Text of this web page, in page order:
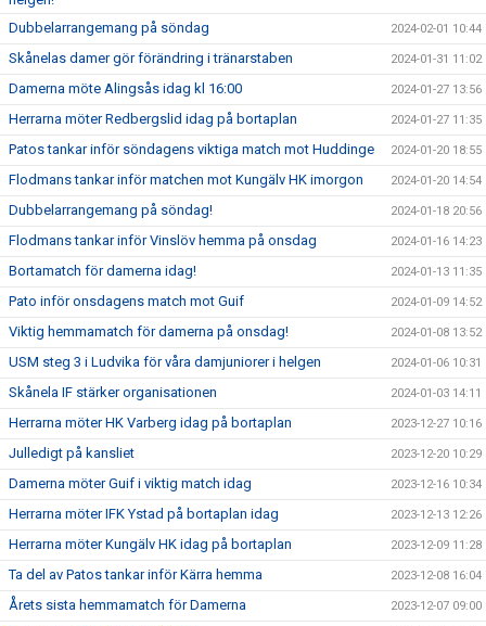
Dubbelarrangemang på söndag
2024-02-01 10:44
Skånelas damer gör förändring i tränarstaben 2024-01-31 11:02
Damerna möte Alingsås idag kl 16:00 2024-01-27 13:56
Herrarna möter Redbergslid idag på bortaplan 2024-01-27 11:35
Patos tankar inför söndagens viktiga match mot Huddinge 2024-01-20 18:55
Flodmans tankar inför matchen mot Kungälv HK imorgon 2024-01-20 14:54
Dubbelarrangemang på söndag! 2024-01-18 20:56
Flodmans tankar inför Vinslöv hemma på onsdag 2024-01-16 14:23
Bortamatch för damerna idag! 2024-01-13 11:35
Pato inför onsdagens match mot Guif 2024-01-09 14:52
Viktig hemmamatch för damerna på onsdag! 2024-01-08 13:52
USM steg 3 i Ludvika för våra damjuniorer i helgen 2024-01-06 10:31
Skånela IF stärker organisationen 2024-01-03 14:11
Herrarna möter HK Varberg idag på bortaplan 2023-12-27 10:16
Julledigt på kansliet 2023-12-20 10:29
Damerna möter Guif i viktig match idag 2023-12-16 10:34
Herrarna möter IFK Ystad på bortaplan idag 2023-12-13 12:26
Herrarna möter Kungälv HK idag på bortaplan 2023-12-09 11:28
Ta del av Patos tankar inför Kärra hemma 2023-12-08 16:04
Årets sista hemmamatch för Damerna 2023-12-07 09:00